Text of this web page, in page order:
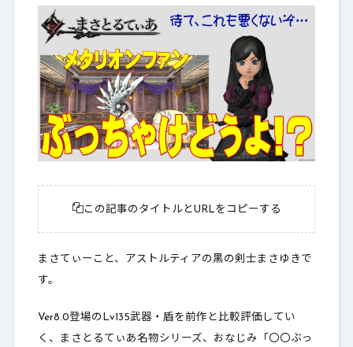
この記事のタイトルとURLをコピーする
まさてぃーこと、アストルティアの黒の剣士まさゆきで
す。
Ver8.0登場のLv135武器・盾を前作と比較評価してい
く、まさとるてぃあ名物シリーズ、おなじみ「〇〇ぶっ